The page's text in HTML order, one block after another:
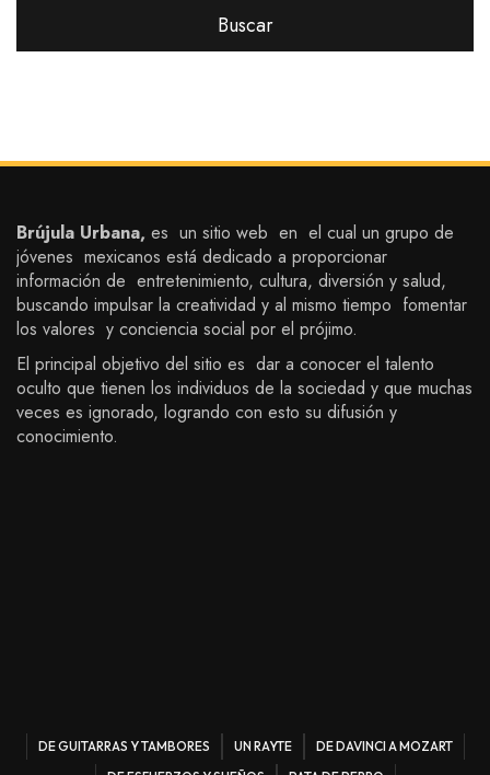
Brújula Urbana, es un sitio web en el cual un grupo de
jóvenes mexicanos está dedicado a proporcionar
información de entretenimiento, cultura, diversión y salud,
buscando impulsar la creatividad y al mismo tiempo fomentar
los valores y conciencia social por el prójimo.
El principal objetivo del sitio es dar a conocer el talento
oculto que tienen los individuos de la sociedad y que muchas
veces es ignorado, logrando con esto su difusión y
conocimiento.
DE GUITARRAS Y TAMBORES UN RAYTE
DE DAVINCI A MOZART